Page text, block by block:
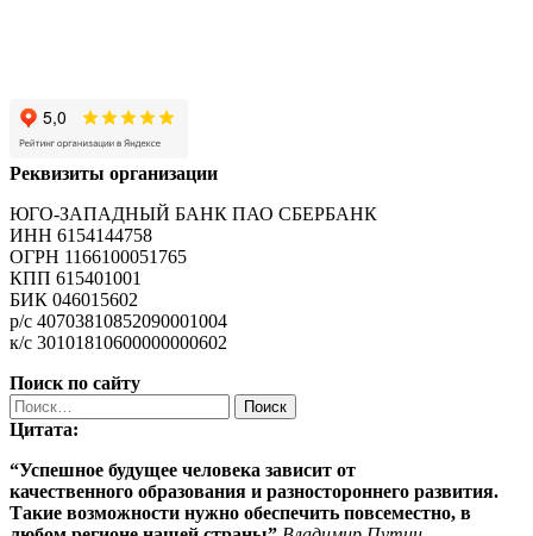
Реквизиты организации
ЮГО-ЗАПАДНЫЙ БАНК ПАО СБЕРБАНК
ИНН 6154144758
ОГРН 1166100051765
КПП 615401001
БИК 046015602
р/с 40703810852090001004
к/с 30101810600000000602
Поиск по сайту
Найти:
Цитата:
“Успешное будущее человека зависит от
качественного образования и разностороннего развития.
Такие возможности нужно обеспечить повсеместно, в